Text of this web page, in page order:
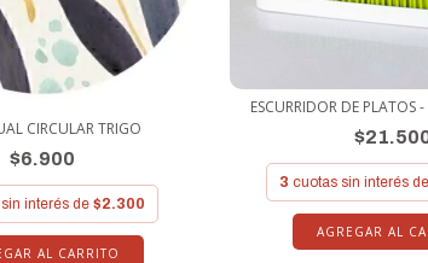
CIRCULAR TRIGO
$6.900
interés de $2.300
ESCURRIDOR DE PLATOS
3 cuotas sin interés de